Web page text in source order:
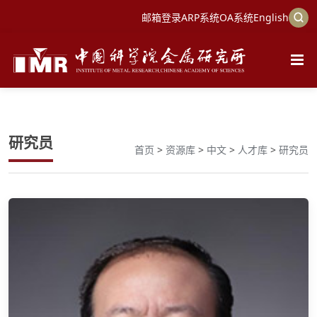
邮箱登录ARP系统OA系统English
研究员 首页 > 资源库 > 中文 > 人才库 > 研究员